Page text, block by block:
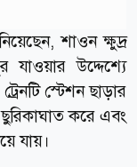
শাওন ক্ষুদ্র
যাওয়ার উদ্দেশ্যে
স্টেশন ছাড়ার
করে এবং
যায়।